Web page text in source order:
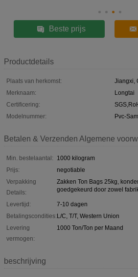
Beste prijs
Productdetails
Plaats van herkomst:
Jiangxi,
Merknaam:
Longtai
Certificering:
Modelnummer:
Pvc-
Betalen & Verzenden Algemene
Min. bestelaantal:
1000 kilogram
Prijs:
negotiable
Verpakking
Details:
Zakken Ton Bags 25kg,
goedgekeurd door zowel
Levertijd:
7-10 dagen
Betalingscondities:L/C, T/T, Western Union
Levering
vermogen:
1000 Ton/Ton per Maand
beschrijving